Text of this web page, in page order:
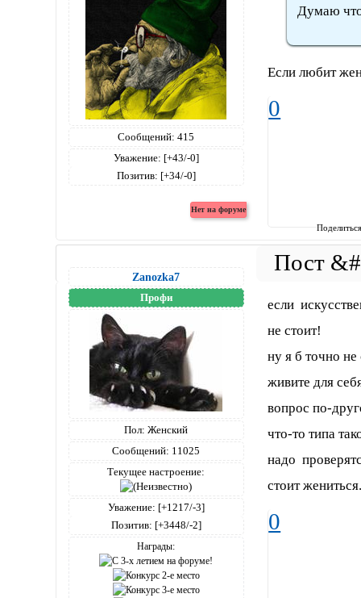
Сообщений: 415
Уважение: [+43/-0]
Позитив: [+34/-0]
Думаю
Если любит
0
Zanozka7
Профи
Пол: Женский
Сообщений: 11025
Текущее настроение:
Уважение: [+1217/-3]
Позитив: [+3448/-2]
Награды:
если
не стоит!
ну я б точно не
живите для
вопрос по-
что-то типа
надо
стоит
0